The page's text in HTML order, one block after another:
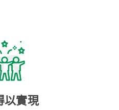
以實現